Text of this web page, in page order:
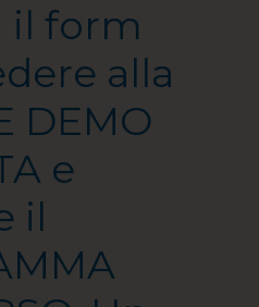
il form
alla
DEMO
e
il